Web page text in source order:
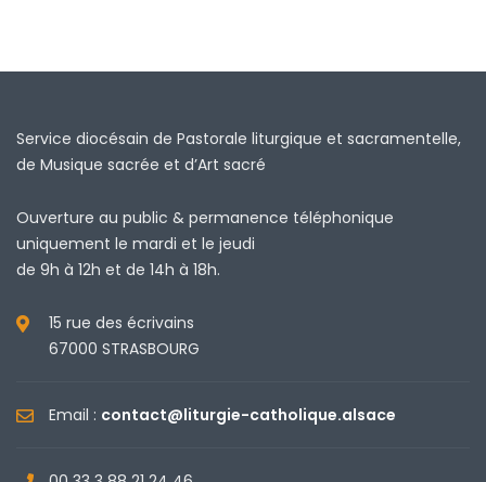
Service diocésain de Pastorale liturgique et sacramentelle,
de Musique sacrée et d’Art sacré
Ouverture au public & permanence téléphonique
uniquement le mardi et le jeudi
de 9h à 12h et de 14h à 18h.
15 rue des écrivains
67000 STRASBOURG
Email : contact@liturgie-catholique.alsace